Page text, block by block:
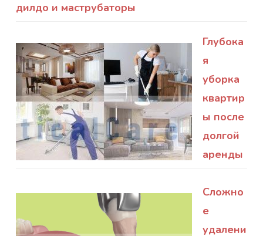
дилдо и маструбаторы
Глубока
я
уборка
квартир
ы после
долгой
аренды
Сложно
е
удалени